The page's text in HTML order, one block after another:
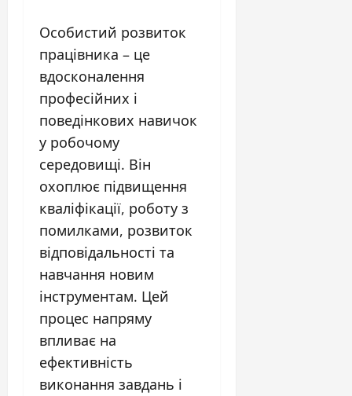
Особистий розвиток
працівника – це
вдосконалення
професійних і
поведінкових навичок
у робочому
середовищі. Він
охоплює підвищення
кваліфікації, роботу з
помилками, розвиток
відповідальності та
навчання новим
інструментам. Цей
процес напряму
впливає на
ефективність
виконання завдань і